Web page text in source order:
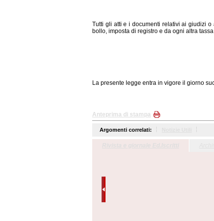
Tutti gli atti e i documenti relativi ai giudizi
bollo, imposta di registro e da ogni altra
La presente legge entra in vigore il giorno
Anteprima di stampa
Argomenti correlati: